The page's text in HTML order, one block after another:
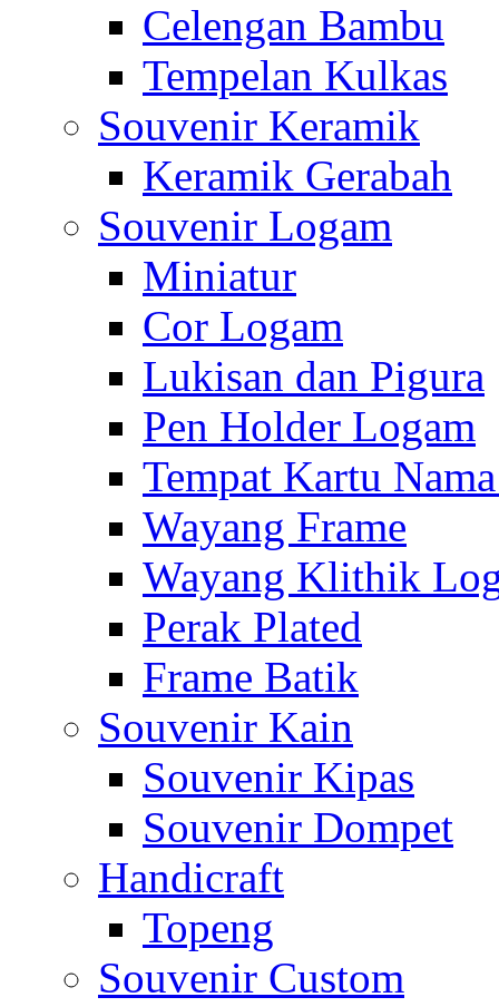
Celengan Bambu
Tempelan Kulkas
Souvenir Keramik
Keramik Gerabah
Souvenir Logam
Miniatur
Cor Logam
Lukisan dan Pigura
Pen Holder Logam
Tempat Kartu
Wayang Frame
Wayang Klithik
Perak Plated
Frame Batik
Souvenir Kain
Souvenir Kipas
Souvenir Dompet
Handicraft
Topeng
Souvenir Custom